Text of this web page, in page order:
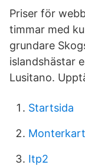
Priser för
timmar med
grundare
islandshästar
Lusitano.
Startsida
Itp2